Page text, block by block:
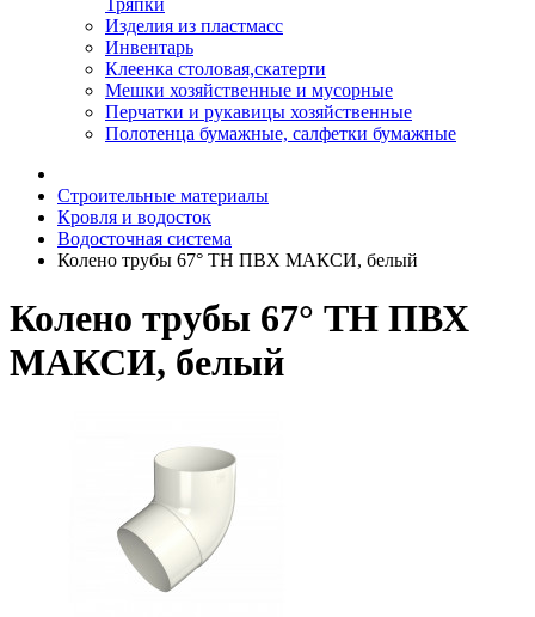
Тряпки
Изделия из пластмасс
Инвентарь
Клеенка столовая,скатерти
Мешки хозяйственные и мусорные
Перчатки и рукавицы хозяйственные
Полотенца бумажные, салфетки бумажные
Строительные материалы
Кровля и водосток
Водосточная система
Колено трубы 67° ТН ПВХ МАКСИ, белый
Колено трубы 67° ТН ПВХ
МАКСИ, белый